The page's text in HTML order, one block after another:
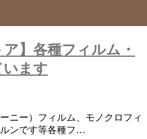
】各種フィルム・
います
ニー）フィルム、モノクロフィ
ンです等各種フ…